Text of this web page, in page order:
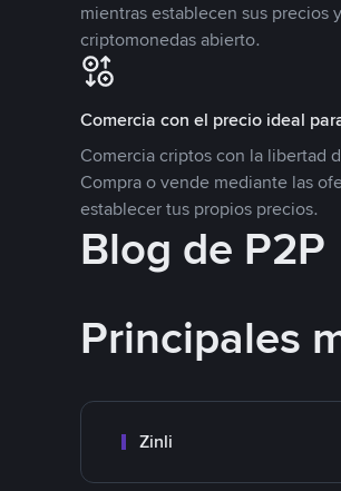
mientras establecen sus precios
criptomonedas abierto.
Comercia con el precio ideal
Comercia criptos con la libertad
Compra o vende mediante las
establecer tus propios precios.
Blog de P2P
Principales
Zinli